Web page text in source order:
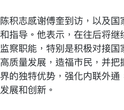
陈积志感谢傅奎到访，以及
和指导。他表示，在往后将
监察职能，特别是积极对接
高质量发展，造福市民，并
界的独特优势，强化内联外
发展和创新。